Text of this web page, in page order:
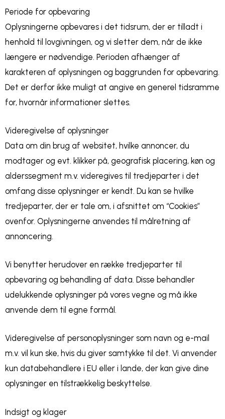
Periode for opbevaring
Oplysningerne opbevares i det tidsrum, der er tilladt i
henhold til lovgivningen, og vi sletter dem, når de ikke
længere er nødvendige. Perioden afhænger af
karakteren af oplysningen og baggrunden for opbevaring.
Det er derfor ikke muligt at angive en generel tidsramme
for, hvornår informationer slettes.
Videregivelse af oplysninger
Data om din brug af websitet, hvilke annoncer, du
modtager og evt. klikker på, geografisk placering, køn og
alderssegment m.v. videregives til tredjeparter i det
omfang disse oplysninger er kendt. Du kan se hvilke
tredjeparter, der er tale om, i afsnittet om “Cookies”
ovenfor. Oplysningerne anvendes til målretning af
annoncering.
Vi benytter herudover en række tredjeparter til
opbevaring og behandling af data. Disse behandler
udelukkende oplysninger på vores vegne og må ikke
anvende dem til egne formål.
Videregivelse af personoplysninger som navn og e-mail
m.v. vil kun ske, hvis du giver samtykke til det. Vi anvender
kun databehandlere i EU eller i lande, der kan give dine
oplysninger en tilstrækkelig beskyttelse.
Indsigt og klager